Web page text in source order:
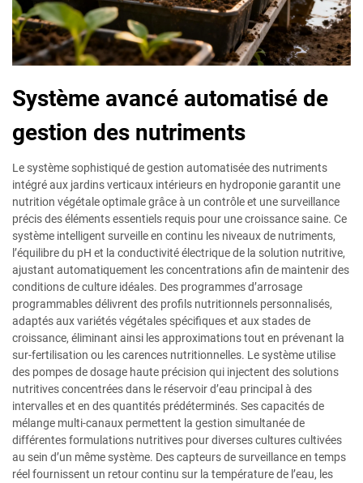
Système avancé automatisé de
gestion des nutriments
Le système sophistiqué de gestion automatisée des nutriments
intégré aux jardins verticaux intérieurs en hydroponie garantit une
nutrition végétale optimale grâce à un contrôle et une surveillance
précis des éléments essentiels requis pour une croissance saine. Ce
système intelligent surveille en continu les niveaux de nutriments,
l’équilibre du pH et la conductivité électrique de la solution nutritive,
ajustant automatiquement les concentrations afin de maintenir des
conditions de culture idéales. Des programmes d’arrosage
programmables délivrent des profils nutritionnels personnalisés,
adaptés aux variétés végétales spécifiques et aux stades de
croissance, éliminant ainsi les approximations tout en prévenant la
sur-fertilisation ou les carences nutritionnelles. Le système utilise
des pompes de dosage haute précision qui injectent des solutions
nutritives concentrées dans le réservoir d’eau principal à des
intervalles et en des quantités prédéterminés. Ses capacités de
mélange multi-canaux permettent la gestion simultanée de
différentes formulations nutritives pour diverses cultures cultivées
au sein d’un même système. Des capteurs de surveillance en temps
réel fournissent un retour continu sur la température de l’eau, les